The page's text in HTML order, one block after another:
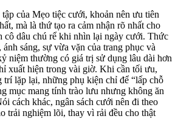
của Mẹo tiệc cưới, khoản nên ưu tiên
mà là thứ tạo ra cảm nhận rõ nhất cho
cô dâu chú rể khi nhìn lại ngày cưới. Thức
sáng, sự vừa vặn của trang phục và
niệm thường có giá trị sử dụng lâu dài hơn
xuất hiện trong vài giờ. Khi cần tối ưu,
trí lặp lại, những phụ kiện chỉ để “lấp chỗ
mục mang tính trào lưu nhưng không ăn
cách khác, ngân sách cưới nên đi theo
trải nghiệm lõi, thay vì rải đều cho thật